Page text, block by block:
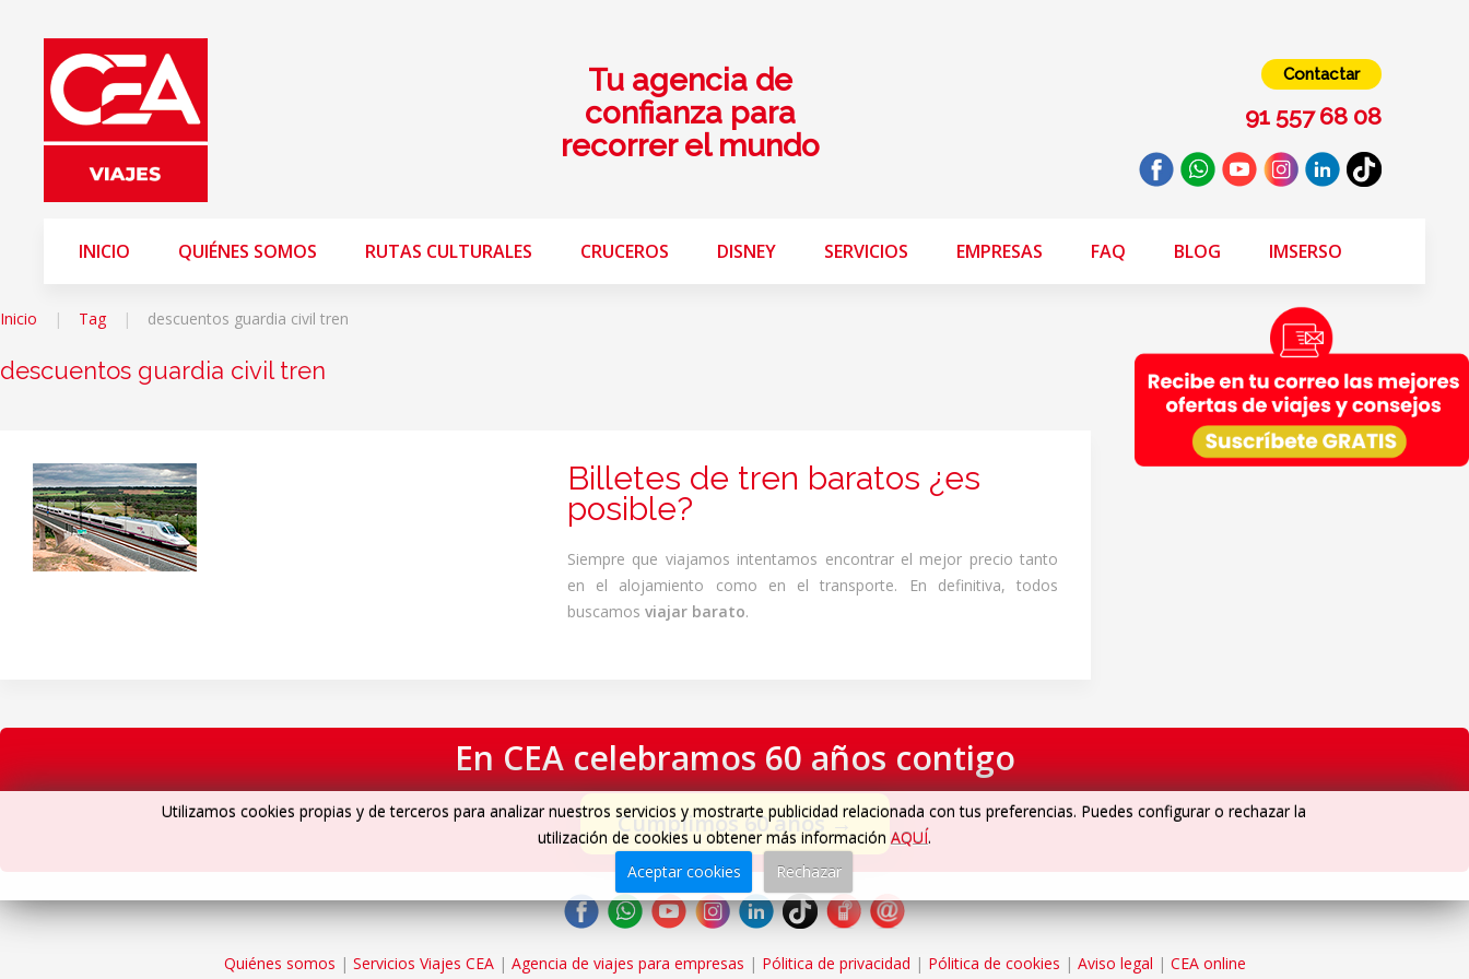
Tu agencia de
confianza para
recorrer el mundo
Contactar
91 557 68 08
INICIO QUIÉNES SOMOS RUTAS CULTURALES CRUCEROS DISNEY SERVICIOS EMPRESAS FAQ BLOG IMSERSO
Inicio Tag descuentos guardia civil tren
descuentos guardia civil tren
Billetes de tren baratos ¿es
posible?
Siempre que viajamos intentamos encontrar el mejor precio tanto
en el alojamiento como en el transporte. En definitiva, todos
buscamos viajar barato.
En CEA celebramos 60 años contigo
Cumplimos 60 años→
Quiénes somos | Servicios Viajes CEA| Agencia de viajes para empresas | Pólitica de privacidad | Pólitica de cookies | Aviso legal | CEA online
Utilizamos cookies propias y de terceros para analizar nuestros servicios y mostrarte publicidad relacionada con tus preferencias. Puedes configurar o rechazar la
utilización de cookies u obtener más información AQUÍ.
Aceptar cookies
Rechazar